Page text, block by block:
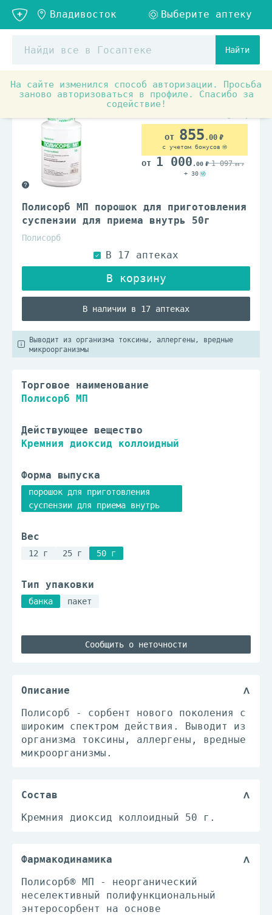
Найти
На сайте изменился способ авторизации. Просьба
заново авторизоваться в профиле. Спасибо за
содействие!
Аптечные товары Препараты при заболеваниях
Полисорб МП порошок для приготовления
суспензии для приема внутрь 50г
Полисорб
В наличии в 17 аптеках
855 .00
с учетом бонусов
1 000 .00 1 097.00
+ 30
Выводит из организма токсины, аллергены, вредные
микроорганизмы
Торговое наименование
Полисорб МП
Действующее вещество
Кремния диоксид коллоидный
Форма выпуска
порошок для приготовления
суспензии для приема внутрь
Вес
12 г 25 г 50 г
Тип упаковки
банка пакет
Сообщить о неточности
Описание
Полисорб - сорбент нового поколения с
широким спектром действия. Выводит из
организма токсины, аллергены, вредные
микроорганизмы.
Состав
Кремния диоксид коллоидный 50 г.
Фармакодинамика
Полисорб® МП - неорганический
неселективный полифункциональный
энтеросорбент на основе